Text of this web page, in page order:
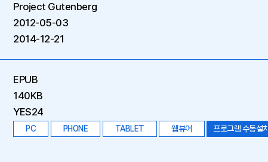
Project Gutenberg
2012-05-03
2014-12-21
EPUB
140KB
YES24
PC PHONE TABLET 웹뷰어 프로그램 수동설치